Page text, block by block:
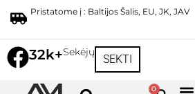
Pristatome į : Baltijos Šalis, EU, JK, JAV
32k+Sekėjų
SEKTI
0